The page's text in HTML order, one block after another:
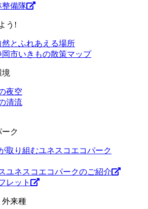
整備隊
う!
境
ク
ユネスコエコパークのご紹介
レット
外来種